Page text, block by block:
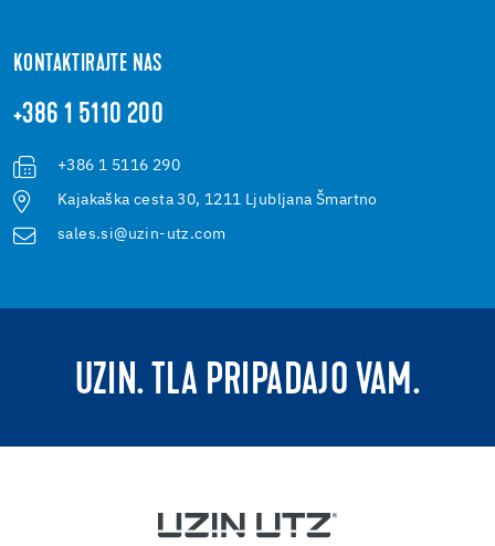
KONTAKTIRAJTE NAS
+386 1 5110 200
+386 1 5116 290
Kajakaška cesta 30, 1211 Ljubljana Šmartno
sales.si@uzin-utz.com
UZIN. TLA PRIPADAJO VAM.